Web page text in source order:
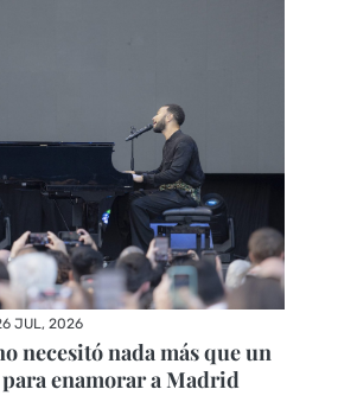
JUL, 2026
necesitó nada más que un
para enamorar a Madrid